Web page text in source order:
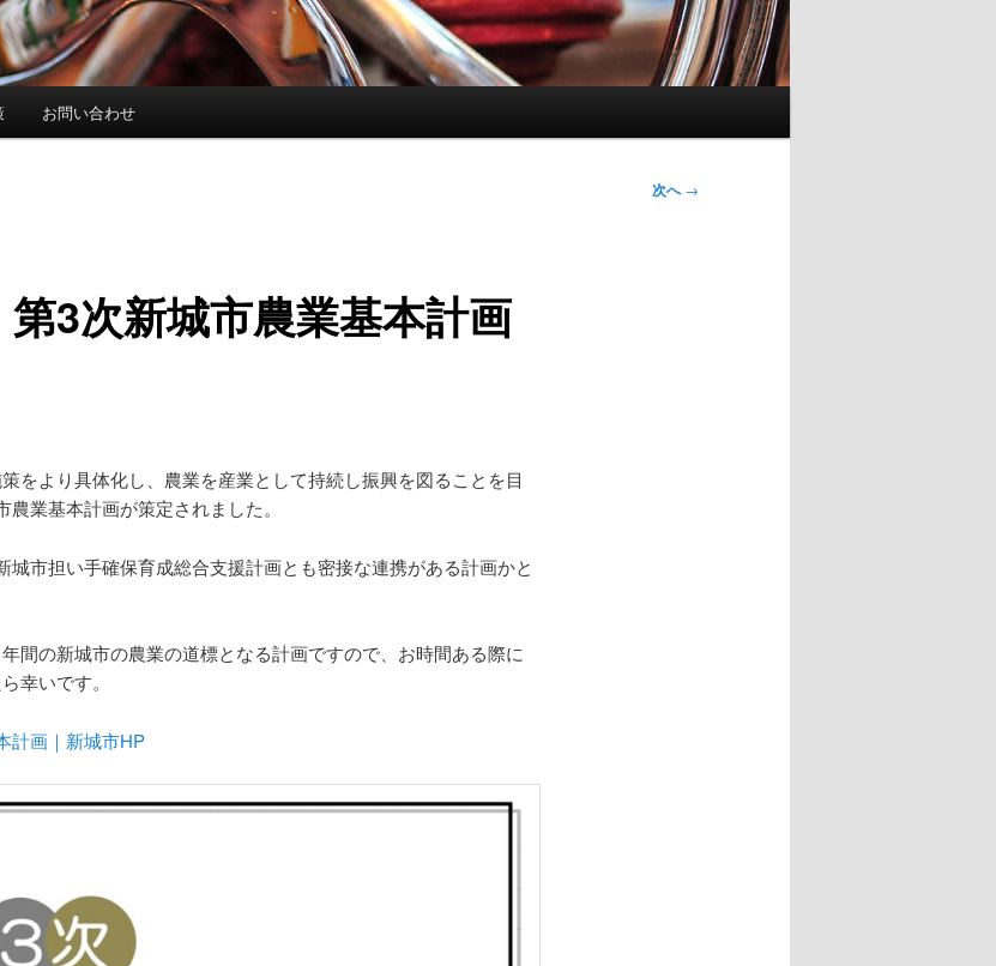
お問い合わせ
次へ→
第3次新城市農業基本計画
をより具体化し、農業を産業として持続し振興を図ることを目
農業基本計画が策定されました。
城市担い手確保育成総合支援計画とも密接な連携がある計画かと
間の新城市の農業の道標となる計画ですので、お時間ある際に
幸いです。
計画｜新城市HP